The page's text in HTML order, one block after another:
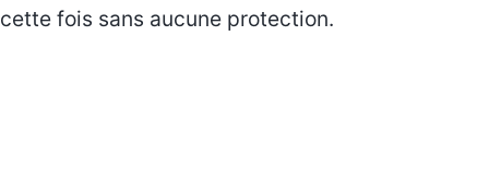
cette fois sans aucune protection.